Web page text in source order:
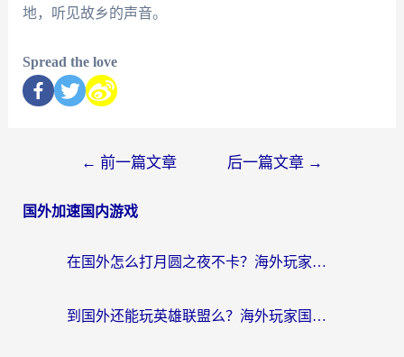
地，听见故乡的声音。
Spread the love
← 前一篇文章 后一篇文章 →
国外加速国内游戏
在国外怎么打月圆之夜不卡？海外玩家国服游戏加速终极指南（附巴西英国游戏适配方案）
到国外还能玩英雄联盟么？海外玩家国服游戏畅玩终极指南